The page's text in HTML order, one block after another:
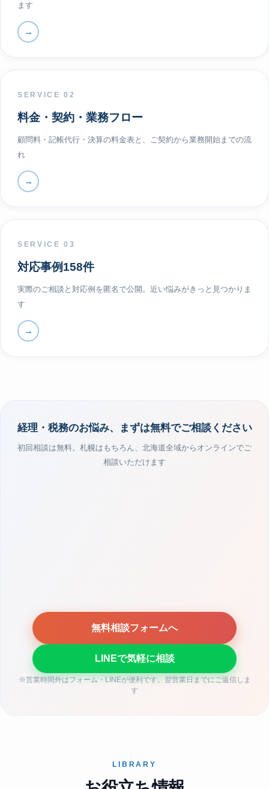
ます
→
SERVICE 02
料金・契約・業務フロー
顧問料・記帳代行・決算の料金表と、ご契約から業務開始までの流
れ
→
SERVICE 03
対応事例158件
実際のご相談と対応例を匿名で公開。近い悩みがきっと見つかりま
す
→
経理・税務のお悩み、まずは無料でご相談ください
初回相談は無料。札幌はもちろん、北海道全域からオンラインでご
相談いただけます
無料相談フォームへ
LINEで気軽に相談
※営業時間外はフォーム・LINEが便利です。翌営業日までにご返信しま
す
LIBRARY